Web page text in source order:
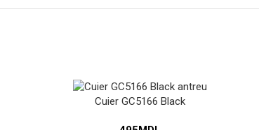
Cuier GC5166 Black